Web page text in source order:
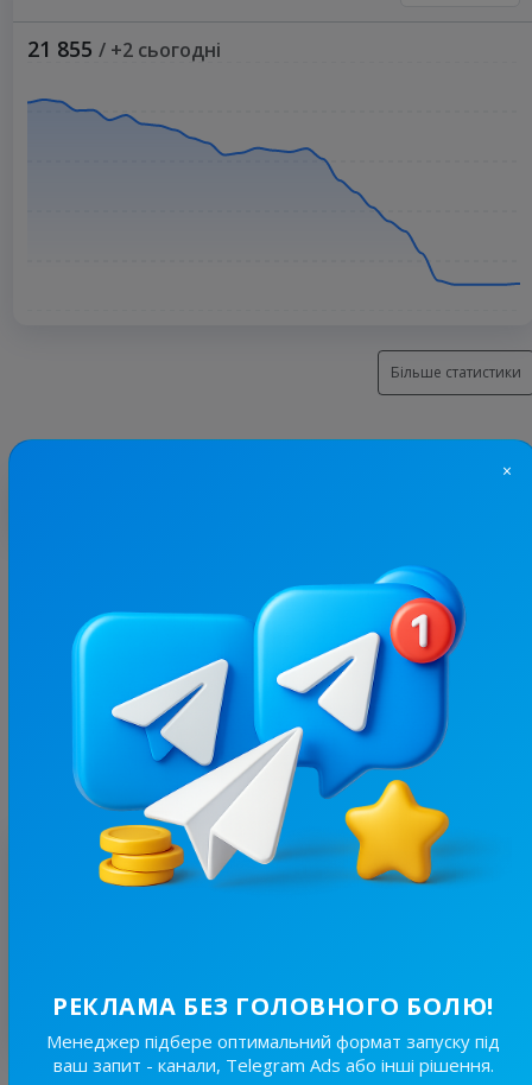
21 855 / +2 сьогодні
Більше статистики
48.1 Новини/ЗМІ, Регіональні
Ціна реклами
780 ₴
5 / 1 відгук
Відповіді власника немає
×
РЕКЛАМА БЕЗ ГОЛОВНОГО БОЛЮ!
Менеджер підбере оптимальний формат запуску під
ваш запит - канали, Telegram Ads або інші рішення.